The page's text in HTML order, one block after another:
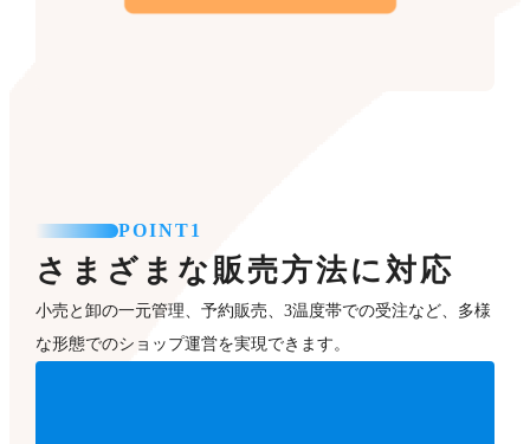
POINT1
さまざまな販売方法に対応
小売と卸の一元管理、予約販売、3温度帯での受注など、多様
な形態でのショップ運営を実現できます。